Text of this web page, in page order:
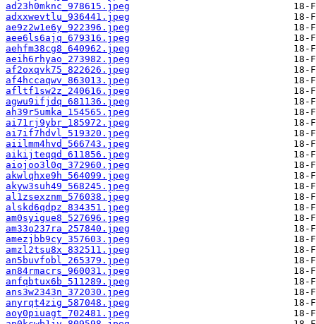
ad23h0mknc_978615.jpeg
adxxwevtlu_936441.jpeg
ae9z2w1e6y_922396.jpeg
aee6ls6ajq_679316.jpeg
aehfm38cg8_640962.jpeg
aeih6rhyao_273982.jpeg
af2oxqvk75_822626.jpeg
af4hccaqwv_863013.jpeg
afltf1sw2z_240616.jpeg
agwu9ifjdq_681136.jpeg
ah39r5umka_154565.jpeg
ai71rj9ybr_185972.jpeg
ai7if7hdvl_519320.jpeg
aiilmm4hvd_566743.jpeg
aikijteqqd_611856.jpeg
aiojoo3l0q_372960.jpeg
akwlqhxe9h_564099.jpeg
akyw3suh49_568245.jpeg
al1zsexznm_576038.jpeg
alskd6qdpz_834351.jpeg
am0syigue8_527696.jpeg
am33o237ra_257840.jpeg
amezjbb9cy_357603.jpeg
amzl2tsu8x_832511.jpeg
an5buvfobl_265379.jpeg
an84rmacrs_960031.jpeg
anfqbtux6b_511289.jpeg
ans3w2343n_372030.jpeg
anyrqt4zig_587048.jpeg
aoy0piuagt_702481.jpeg